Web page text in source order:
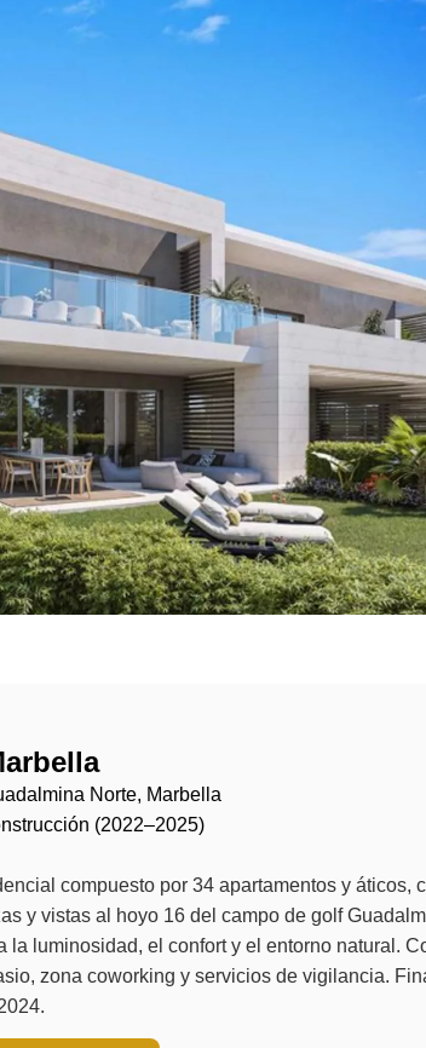
Norte, Marbella
(2022–2025)
compuesto por 34 apartamentos y áticos,
y vistas al hoyo 16 del campo de golf
la luminosidad, el confort y el entorno natural.
zona coworking y servicios de vigilancia.